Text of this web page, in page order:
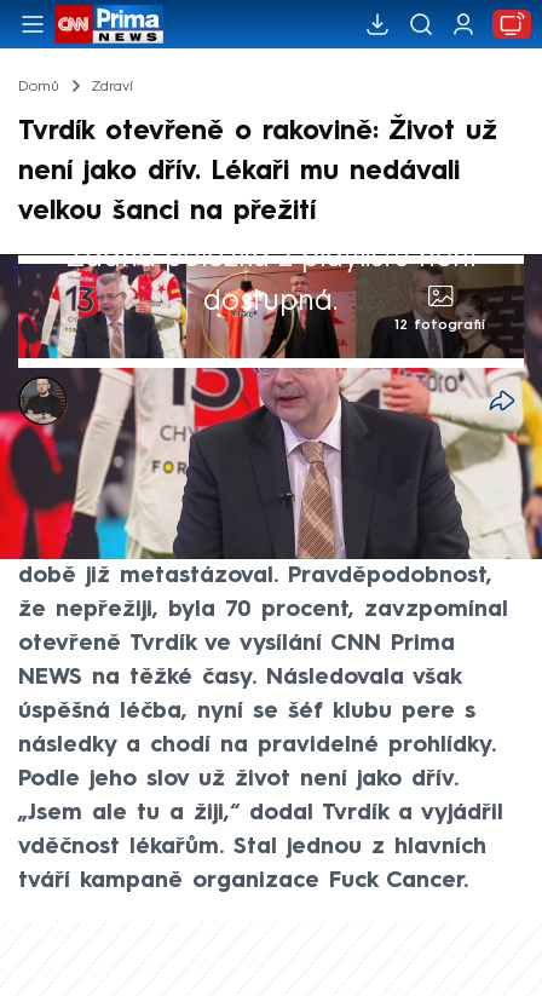
Domů Zdraví
Tvrdík otevřeně o rakovině: Život už
není jako dřív. Lékaři mu nedávali
velkou šanci na přežití
Žádná položka z playlistu není
dostupná.
12 fotografií
Marek Pausz
20. úno 2025, 10:07
Když lékaři diagnostikovali předsedovi
představenstva fotbalového klubu Slavie
Jaroslavu Tvrdíkovi nádor krku a hlavy, v té
době již metastázoval. Pravděpodobnost,
že nepřežiji, byla 70 procent, zavzpomínal
otevřeně Tvrdík ve vysílání CNN Prima
NEWS na těžké časy. Následovala však
úspěšná léčba, nyní se šéf klubu pere s
následky a chodí na pravidelné prohlídky.
Podle jeho slov už život není jako dřív.
„Jsem ale tu a žiji,“ dodal Tvrdík a vyjádřil
vděčnost lékařům. Stal jednou z hlavních
tváří kampaně organizace Fuck Cancer.